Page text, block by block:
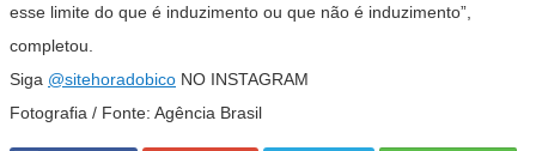
esse limite do que é induzimento ou que não é induzimento”,
completou.
Siga @sitehoradobico NO INSTAGRAM
Fotografia / Fonte: Agência Brasil